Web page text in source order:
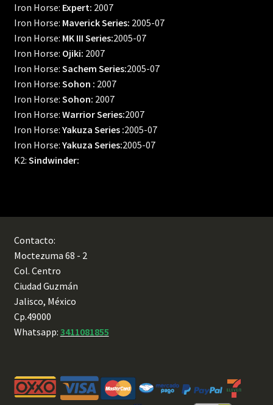
Iron Horse: Expert: 2007
Iron Horse: Maverick Series: 2005-07
Iron Horse: MK III Series:2005-07
Iron Horse: Ojiki: 2007
Iron Horse: Sachem Series:2005-07
Iron Horse: Sohon : 2007
Iron Horse: Sohon: 2007
Iron Horse: Warrior Series:2007
Iron Horse: Yakuza Series :2005-07
Iron Horse: Yakuza Series:2005-07
K2: Sindwinder:
Contacto:
Moctezuma 68 - 2
Col. Centro
Ciudad Guzmán
Jalisco, México
Cp.49000
Whatsapp: 3411081855